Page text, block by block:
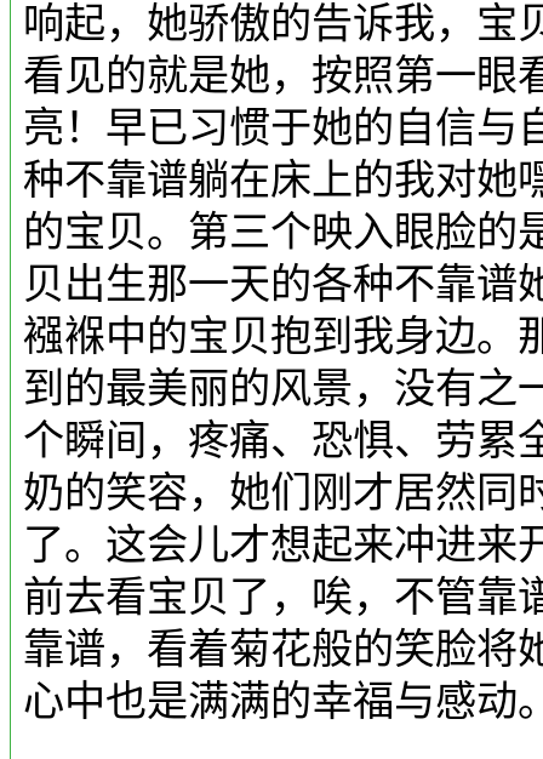
响起，她骄傲的告诉我，宝
看见的就是她，按照第一眼
亮！早已习惯于她的自信与
种不靠谱躺在床上的我对她
的宝贝。第三个映入眼脸的
贝出生那一天的各种不靠谱
襁褓中的宝贝抱到我身边。
到的最美丽的风景，没有之
个瞬间，疼痛、恐惧、劳累
奶的笑容，她们刚才居然同
了。这会儿才想起来冲进来
前去看宝贝了，唉，不管靠
靠谱，看着菊花般的笑脸将
心中也是满满的幸福与感动